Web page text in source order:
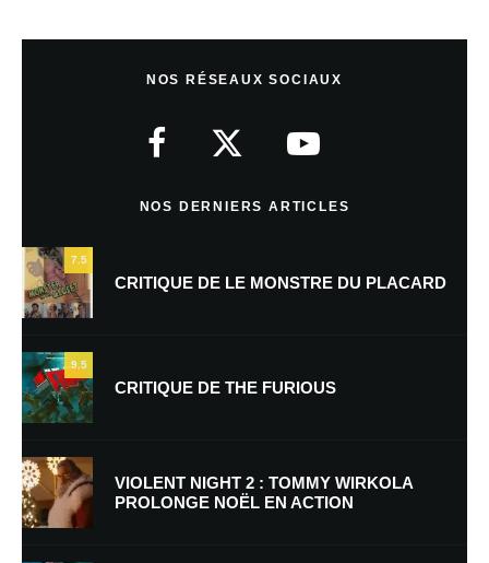
7 novembre 2009 à 16 h 11 min
Dommage car le premier opus était géant
Anonyme
Oui c est vrai
Anonyme
NOS RÉSEAUX SOCIAUX
NOS DERNIERS ARTICLES
7.5
CRITIQUE DE LE MONSTRE DU PLACARD
9.5
CRITIQUE DE THE FURIOUS
VIOLENT NIGHT 2 : TOMMY WIRKOLA
PROLONGE NOËL EN ACTION